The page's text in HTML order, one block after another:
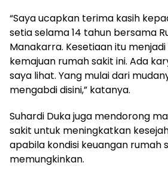
“Saya ucapkan terima kasih
setia selama 14 tahun bersama
Manakarra. Kesetiaan itu
kemajuan rumah sakit ini. Ada
saya lihat. Yang mulai dari
mengabdi disini,” katanya.
Suhardi Duka juga mendorong
sakit untuk meningkatkan
apabila kondisi keuangan rumah
memungkinkan.